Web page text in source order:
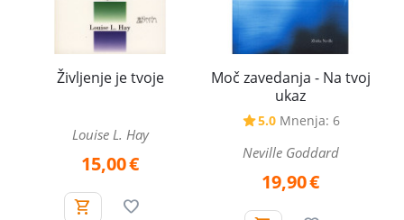
Življenje je tvoje
Louise L. Hay
15,00€
Moč zavedanja - Na tvoj
ukaz
5.0 Mnenja: 6
Neville Goddard
19,90€